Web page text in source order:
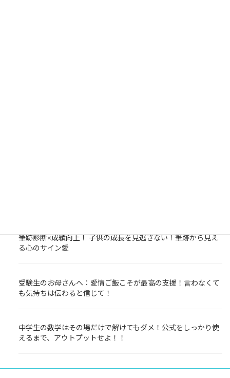
筆跡診断×成績向上！ 子供の成長を見逃さない！筆跡から見え
る心のサイン愛
受験生のお母さんへ：愛情ご飯こそが最高の支援！言わなくて
も気持ちは伝わると信じて！
中学生の数学はその場だけで解けてもダメ！公式をしっかり使
えるまで、アウトプットせよ！！